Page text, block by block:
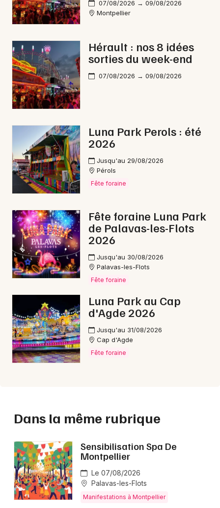
07/08/2026 → 09/08/2026
Montpellier
Hérault : nos 8 idées
sorties du week-end
07/08/2026 → 09/08/2026
Luna Park Perols : été
2026
Jusqu'au 29/08/2026
Pérols
Fête foraine
Fête foraine Luna Park
de Palavas-les-Flots
2026
Jusqu'au 30/08/2026
Palavas-les-Flots
Fête foraine
Luna Park au Cap
d'Agde 2026
Jusqu'au 31/08/2026
Cap d'Agde
Fête foraine
Dans la même rubrique
Sensibilisation Spa De
Montpellier
Le 07/08/2026
Palavas-les-Flots
Manifestations à Montpellier